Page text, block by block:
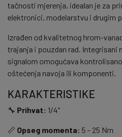
tačnosti mjerenja, idealan je za
elektronici, modelarstvu i drugim
Izrađen od kvalitetnog hrom-
trajanja i pouzdan rad. Integrisani
signalom omogućava
oštećenja navoja ili komponenti.
KARAKTERISTIKE
🔧 Prihvat: 1/4"
📏 Opseg momenta: 5 – 25 Nm